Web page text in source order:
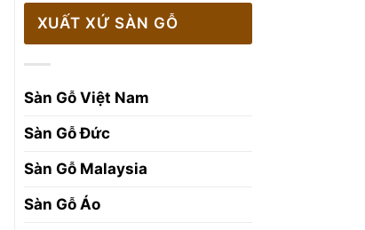
XUẤT XỨ SÀN GỖ
Sàn Gỗ Việt Nam
Sàn Gỗ Đức
Sàn Gỗ Malaysia
Sàn Gỗ Áo